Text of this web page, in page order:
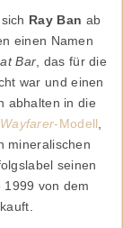
Ray Ban ab
einen Namen
Bar, das für die
war und einen
abhalten in die
Wayfarer-Modell,
mineralischen
seinen
von dem